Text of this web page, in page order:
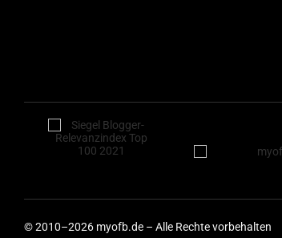
© 2010–2026 myofb.de – Alle Rechte vorbehalten